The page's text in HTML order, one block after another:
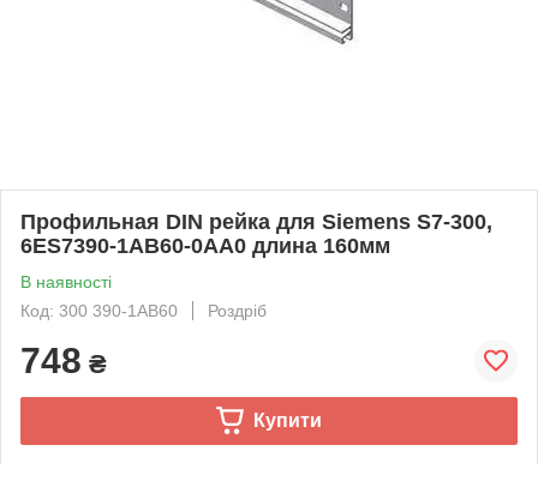
Профильная DIN рейка для Siemens S7-300,
6ES7390-1AB60-0AA0 длина 160мм
В наявності
Код: 300 390-1AB60
Роздріб
748 ₴
Купити